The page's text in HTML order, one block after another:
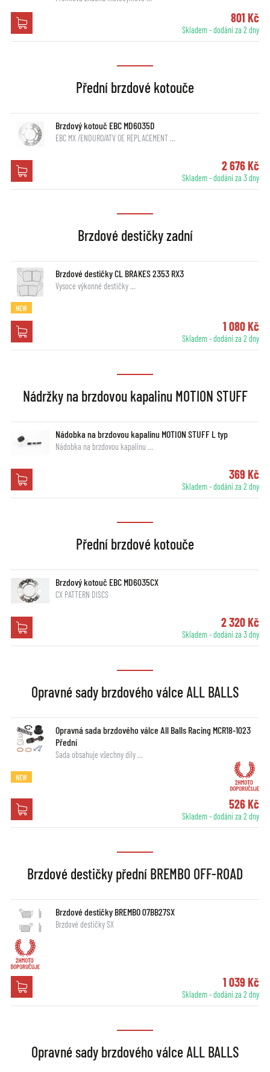
801 Kč
Skladem - dodání za 2 dny
Přední brzdové kotouče
Brzdový kotouč EBC MD6035D
EBC MX /ENDURO/ATV OE REPLACEMENT …
2 676 Kč
Skladem - dodání za 3 dny
Brzdové destičky zadní
Brzdové destičky CL BRAKES 2353 RX3
Vysoce výkonné destičky …
NEW
1 080 Kč
Skladem - dodání za 2 dny
Nádržky na brzdovou kapalinu MOTION STUFF
Nádobka na brzdovou kapalinu MOTION STUFF L typ
Nádobka na brzdovou kapalinu …
369 Kč
Skladem - dodání za 2 dny
Přední brzdové kotouče
Brzdový kotouč EBC MD6035CX
CX PATTERN DISCS
2 320 Kč
Skladem - dodání za 3 dny
Opravné sady brzdového válce ALL BALLS
Opravná sada brzdového válce All Balls Racing MCR18-1023
Přední
Sada obsahuje všechny díly …
NEW
526 Kč
Skladem - dodání za 2 dny
Brzdové destičky přední BREMBO OFF-ROAD
Brzdové destičky BREMBO 07BB27SX
Brzdové destičky SX
1 039 Kč
Skladem - dodání za 2 dny
Opravné sady brzdového válce ALL BALLS